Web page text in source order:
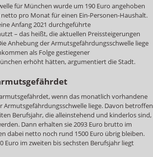
für München wurde um 190 Euro angehoben
pro Monat für einen Ein-Personen-Haushalt.
Anfang 2021 durchgeführte
– das heißt, die aktuellen Preissteigerungen
Anhebung der Armutsgefährdungsschwelle liege
als Folge gestiegener
erhöht hätten, argumentiert die Stadt.
wenn das monatlich vorhandene
liege. Davon betroffen
Berufsjahr, die alleinstehend und kinderlos sind,
Dann erhalten sie 2093 Euro brutto im
dabei netto noch rund 1500 Euro übrig bleiben.
Euro im zweiten bis sechsten Berufsjahr liegt